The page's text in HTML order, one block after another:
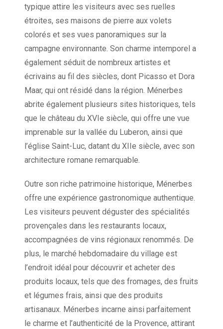
typique attire les visiteurs avec ses ruelles
étroites, ses maisons de pierre aux volets
colorés et ses vues panoramiques sur la
campagne environnante. Son charme intemporel a
également séduit de nombreux artistes et
écrivains au fil des siècles, dont Picasso et Dora
Maar, qui ont résidé dans la région. Ménerbes
abrite également plusieurs sites historiques, tels
que le château du XVIe siècle, qui offre une vue
imprenable sur la vallée du Luberon, ainsi que
l’église Saint-Luc, datant du XIIe siècle, avec son
architecture romane remarquable.
Outre son riche patrimoine historique, Ménerbes
offre une expérience gastronomique authentique.
Les visiteurs peuvent déguster des spécialités
provençales dans les restaurants locaux,
accompagnées de vins régionaux renommés. De
plus, le marché hebdomadaire du village est
l’endroit idéal pour découvrir et acheter des
produits locaux, tels que des fromages, des fruits
et légumes frais, ainsi que des produits
artisanaux. Ménerbes incarne ainsi parfaitement
le charme et l’authenticité de la Provence, attirant